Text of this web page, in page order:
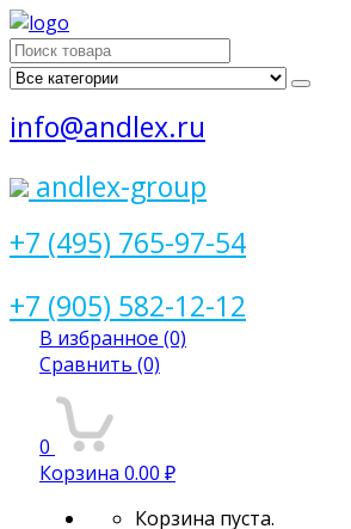
Поиск
для:
info@andlex.ru
andlex-group
+7 (495) 765-97-54
+7 (905) 582-12-12
В избранное (0)
Сравнить (0)
0
Корзина 0.00 ₽
Корзина пуста.